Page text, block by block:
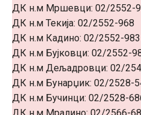
ДК н.м Мршевци: 02/2552-
ДК н.м Текија: 02/2552-968
ДК н.м Кадино: 02/2552-983
ДК н.м Бујковци: 02/2552-
ДК н.м Дељадровци: 02/
ДК н.м Бунарџик: 02/2528-
ДК н.м Бучинци: 02/2528-